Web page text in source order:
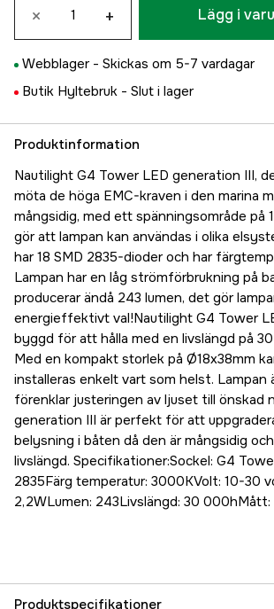
× + Lägg i
Webblager - Skickas om 5-7 vardagar
Butik Hyltebruk - Slut i lager
Produktinformation
Nautilight G4 Tower LED generation III,
möta de höga EMC-kraven i den marina
mångsidig, med ett spänningsområde på
gör att lampan kan användas i olika
har 18 SMD 2835-dioder och har
Lampan har en låg strömförbrukning på
producerar ändå 243 lumen, det gör
energieffektivt val!Nautilight G4 Tower
byggd för att hålla med en livslängd på
Med en kompakt storlek på Ø18x38mm
installeras enkelt vart som helst. Lampan
förenklar justeringen av ljuset till önskad
generation III är perfekt för att
belysning i båten då den är mångsidig
livslängd. Specifikationer:Sockel: G4
2835Färg temperatur: 3000KVolt: 10-30
2,2WLumen: 243Livslängd: 30 000hMått:
Produktspecifikationer